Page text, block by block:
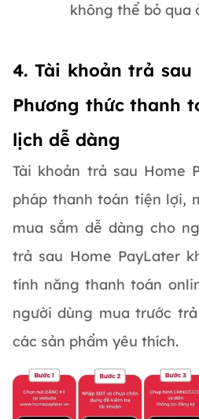
không thể bỏ qua
4. Tài khoản trả sau
Phương thức thanh
lịch dễ dàng
Tài khoản trả sau Home
pháp thanh toán tiện lợi,
mua sắm dễ dàng cho
trả sau Home PayLater
tính năng thanh toán
người dùng mua trước
các sản phẩm yêu thích.